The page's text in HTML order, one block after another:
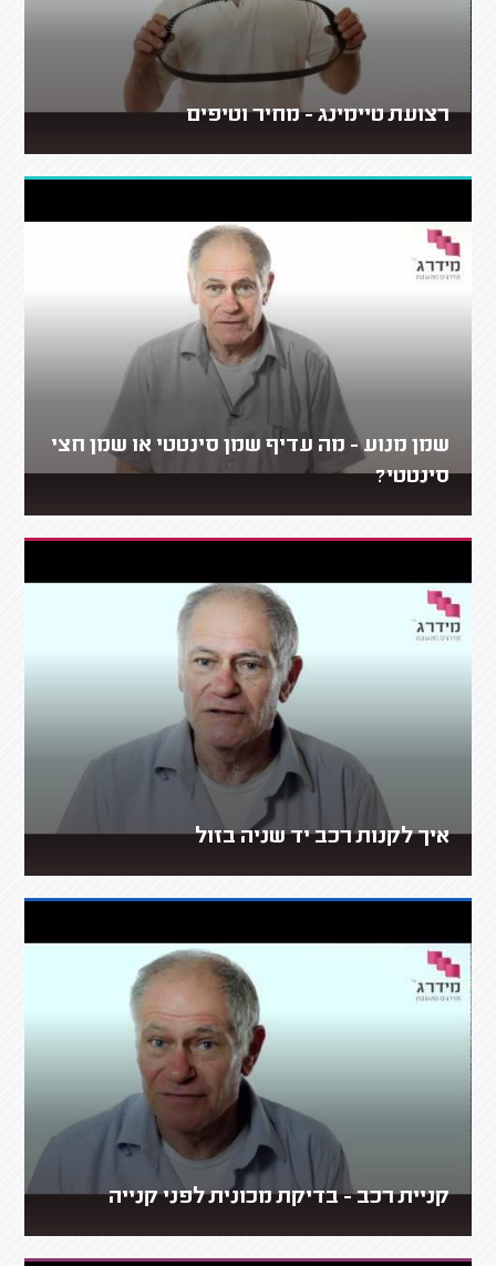
רצועת טיימינג - מחיר וטיפים
שמן מנוע - מה עדיף שמן סינטטי או שמן חצי
סינטטי?
איך לקנות רכב יד שניה בזול
קניית רכב - בדיקת מכונית לפני קנייה